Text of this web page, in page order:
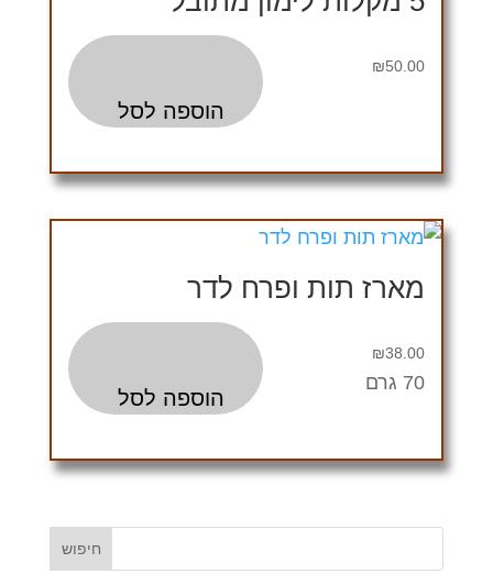
₪50.00
הוספה לסל
מארז תות ופרח לדר
₪38.00
הוספה לסל
70 גרם